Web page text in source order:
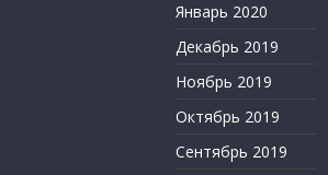
Январь 2020
Декабрь 2019
Ноябрь 2019
Октябрь 2019
Сентябрь 2019